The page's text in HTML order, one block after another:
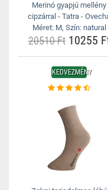
Merinó gyapjú mellény
cipzárral - Tatra -
Méret: M, Szín: natural
20510 Ft10255
KEDVEZMÉNY